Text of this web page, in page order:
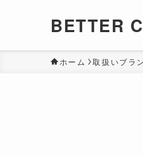
BETTER
ホーム 取扱いブラ